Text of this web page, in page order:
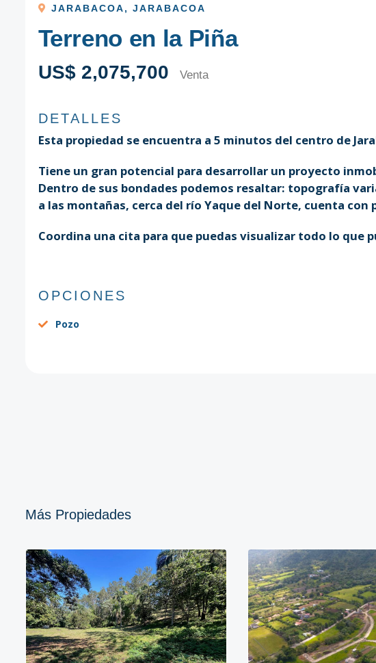
JARABACOA, JARABACOA
Terreno en la Piña
US$ 2,075,700 Venta
DETALLES
Esta propiedad se encuentra a 5 minutos del centro de
Tiene un gran potencial para desarrollar un proyecto
Dentro de sus bondades podemos resaltar: topografía
a las montañas, cerca del río Yaque del Norte, cuenta
Coordina una cita para que puedas visualizar todo lo que
OPCIONES
Pozo
Más Propiedades